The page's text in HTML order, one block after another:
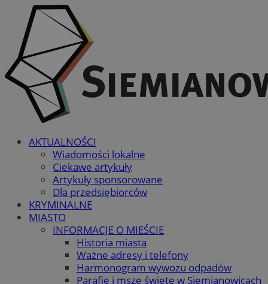
AKTUALNOŚCI
Wiadomości lokalne
Ciekawe artykuły
Artykuły sponsorowane
Dla przedsiębiorców
KRYMINALNE
MIASTO
INFORMACJE O MIEŚCIE
Historia miasta
Ważne adresy i telefony
Harmonogram wywozu odpadów
Parafie i msze święte w Siemianowicach